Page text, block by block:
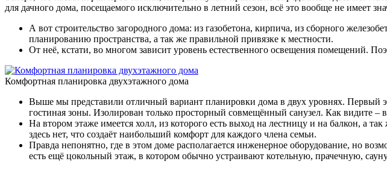
для дачного дома, посещаемого исключительно в летний сезон, всё это вообще не имеет
А вот строительство загородного дома: из газобетона, кирпича, из сборного
планированию пространства, а так же правильной привязке к местности.
От неё, кстати, во многом зависит уровень естественного освещения помещений.
Комфортная планировка двухэтажного дома
Выше мы представили отличный вариант планировки дома в двух уровнях. Первый
гостиная зоны. Изолирован только просторный совмещённый санузел. Как видите –
На втором этаже имеется холл, из которого есть выход на лестницу и на балкон, а
здесь нет, что создаёт наибольший комфорт для каждого члена семьи.
Правда непонятно, где в этом доме располагается инженерное оборудование, но
есть ещё цокольный этаж, в котором обычно устраивают котельную, прачечную,